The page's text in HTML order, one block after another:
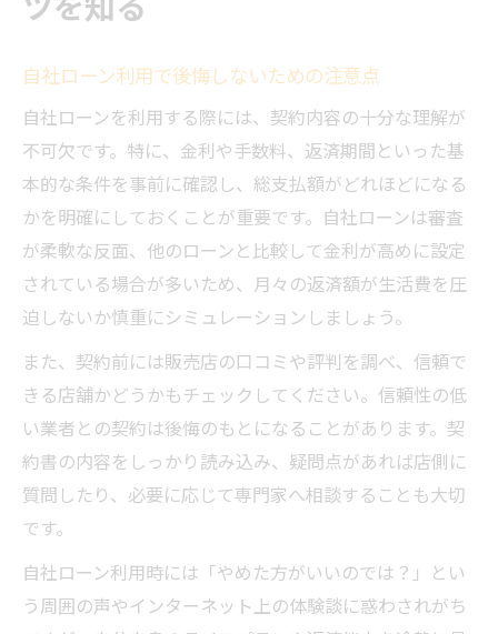
自社ローン利用で後悔しないための注意点
自社ローンを利用する際には、契約内容の十分な理解が
不可欠です。特に、金利や手数料、返済期間といった基
本的な条件を事前に確認し、総支払額がどれほどになる
かを明確にしておくことが重要です。自社ローンは審査
が柔軟な反面、他のローンと比較して金利が高めに設定
されている場合が多いため、月々の返済額が生活費を圧
迫しないか慎重にシミュレーションしましょう。
また、契約前には販売店の口コミや評判を調べ、信頼で
きる店舗かどうかもチェックしてください。信頼性の低
い業者との契約は後悔のもとになることがあります。契
約書の内容をしっかり読み込み、疑問点があれば店側に
質問したり、必要に応じて専門家へ相談することも大切
です。
自社ローン利用時には「やめた方がいいのでは？」とい
う周囲の声やインターネット上の体験談に惑わされがち